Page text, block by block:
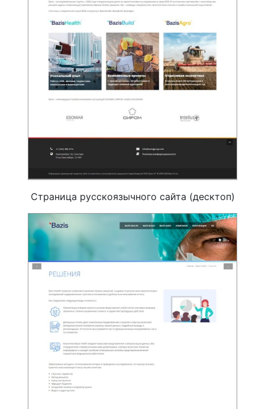
Страница русскоязычного сайта (десктоп)